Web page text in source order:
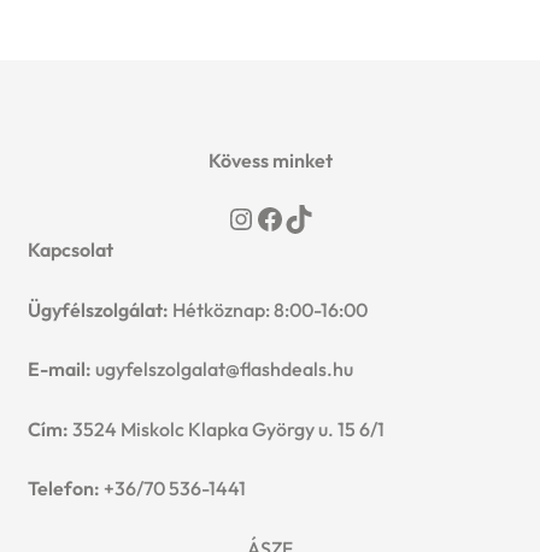
Kövess minket
Instagram
Facebook
TikTok
Kapcsolat
Ügyfélszolgálat: Hétköznap: 8:00-16:00
E-mail: ugyfelszolgalat@flashdeals.hu
Cím: 3524 Miskolc Klapka György u. 15 6/1
Telefon: +36/70 536-1441